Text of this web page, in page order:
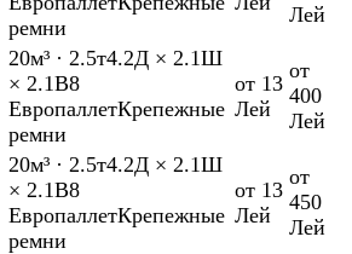
ремни
Лей
20м³ · 2.5т4.2Д × 2.1Ш
× 2.1В8
ЕвропаллетКрепежные
ремни
от 13
Лей
от
400
Лей
20м³ · 2.5т4.2Д × 2.1Ш
× 2.1В8
ЕвропаллетКрепежные
ремни
от 13
Лей
от
450
Лей